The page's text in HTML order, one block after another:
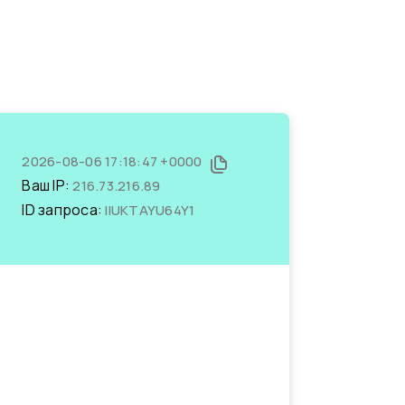
2026-08-06 17:18:47 +0000
Ваш IP:216.73.216.89
ID запроса:lIUKTAYU64Y1